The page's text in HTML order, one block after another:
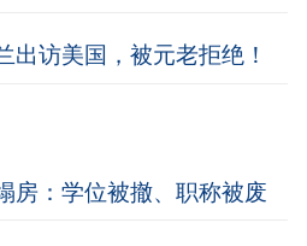
出访美国，被元老拒绝！
房：学位被撤、职称被废